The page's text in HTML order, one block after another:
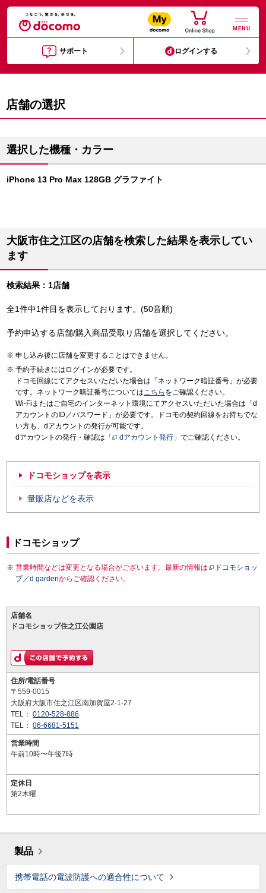
MENU
サポート ログインする
店舗の選択
選択した機種・カラー
iPhone 13 Pro Max 128GB グラファイト
大阪市住之江区の店舗を検索した結果を表示してい
ます
検索結果：1店舗
全1件中1件目を表示しております。(50音順)
予約申込する店舗/購入商品受取り店舗を選択してください。
申し込み後に店舗を変更することはできません。
予約手続きにはログインが必要です。
ドコモ回線にてアクセスいただいた場合は「ネットワーク暗証番号」が必要
です。ネットワーク暗証番号についてはこちら をご確認ください。
Wi-Fiまたはご自宅のインターネット環境にてアクセスいただいた場合は「d
アカウントのID／パスワード」が必要です。ドコモの契約回線をお持ちでな
い方も、dアカウントの発行が可能です。
dアカウントの発行・確認は「
dアカウント発行 」でご確認ください。
ドコモショップを表示
量販店などを表示
ドコモショップ
営業時間などは変更となる場合がございます。最新の情報は
ドコモショッ
プ／d gardenからご確認ください。
店舗名
ドコモショップ住之江公園店
住所/電話番号
〒559-0015
大阪府大阪市住之江区南加賀屋2-1-27
TEL： 0120-528-886
TEL： 06-6681-5151
営業時間
午前10時〜午後7時
定休日
第2木曜
製品
携帯電話の電波防護への適合性について